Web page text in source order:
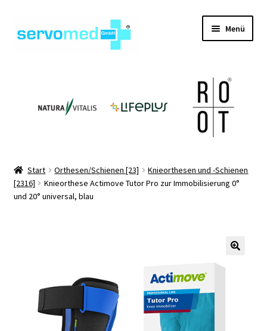
Navigation
Inhalt
Menü
öffnen
Pflegehilfsmittel
öffnen
Informationen
Start Orthesen/Schienen [23]
Knieorthesen und -Schienen
[2316]
Knieorthese Actimove Tutor Pro zur Immobilisierung 0°
und 20° universal, blau